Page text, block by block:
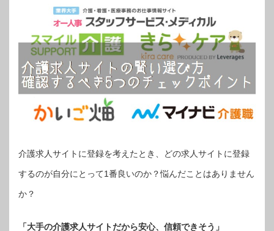
介護求人サイトに登録を考えたとき、どの求人サイトに登録
するのが自分にとって1番良いのか？悩んだことはありません
か？
「大手の介護求人サイトだから安心、信頼できそう」